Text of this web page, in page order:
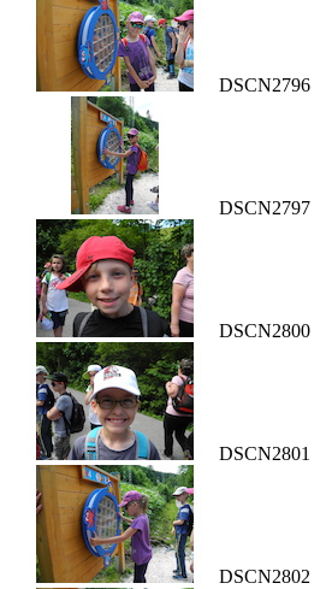
DSCN2796
DSCN2797
DSCN2800
DSCN2801
DSCN2802